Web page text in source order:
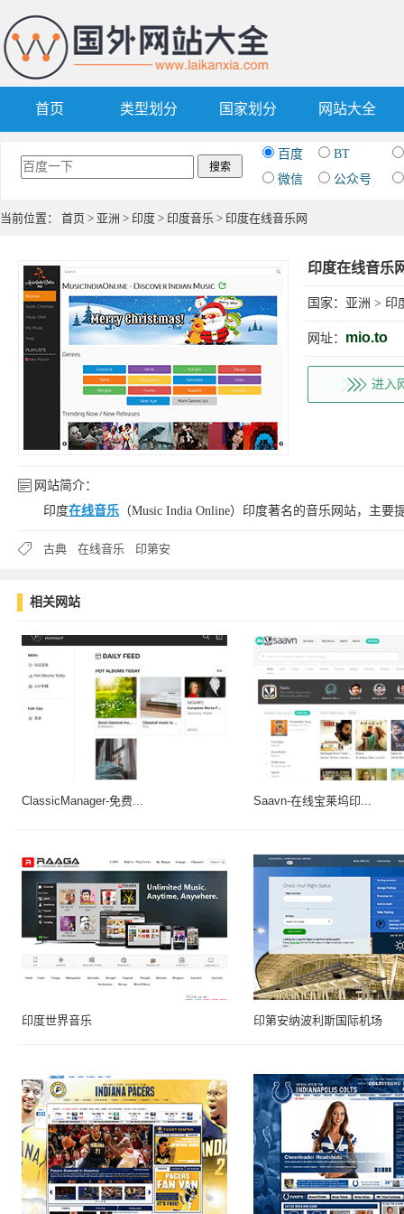
首页 类型划分 国家划分 网站大全
百度
BT
微信
公众号
当前位置： 首页 > 亚洲 > 印度 > 印度音乐 > 印度在线音乐网
印度在线音乐
国家： 亚洲 > 印
网址： mio.to
进入
网站简介：
印度在线音乐 （Music India Online）印度著名的音乐网站，主要
古典 在线音乐 印第安
相关网站
ClassicManager-免费... Saavn-在线宝莱坞印...
印度世界音乐 印第安纳波利斯国际机场